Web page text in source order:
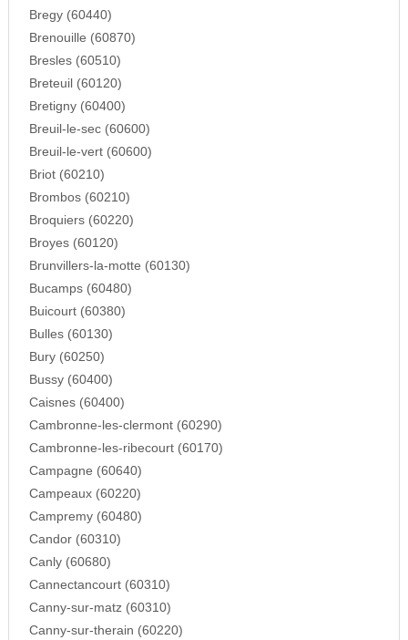
Bregy (60440)
Brenouille (60870)
Bresles (60510)
Breteuil (60120)
Bretigny (60400)
Breuil-le-sec (60600)
Breuil-le-vert (60600)
Briot (60210)
Brombos (60210)
Broquiers (60220)
Broyes (60120)
Brunvillers-la-motte (60130)
Bucamps (60480)
Buicourt (60380)
Bulles (60130)
Bury (60250)
Bussy (60400)
Caisnes (60400)
Cambronne-les-clermont (60290)
Cambronne-les-ribecourt (60170)
Campagne (60640)
Campeaux (60220)
Campremy (60480)
Candor (60310)
Canly (60680)
Cannectancourt (60310)
Canny-sur-matz (60310)
Canny-sur-therain (60220)